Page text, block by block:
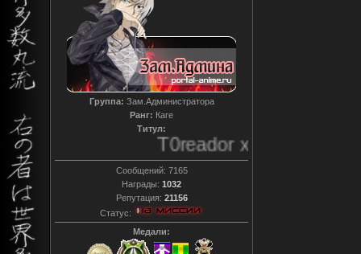
Группа: Зам.Администратора
Ранг: Каге
Титул:
T0reador xD
Сообщений: 7165
Награды: 1032
Репутация: 21156
Статус:
Медали: